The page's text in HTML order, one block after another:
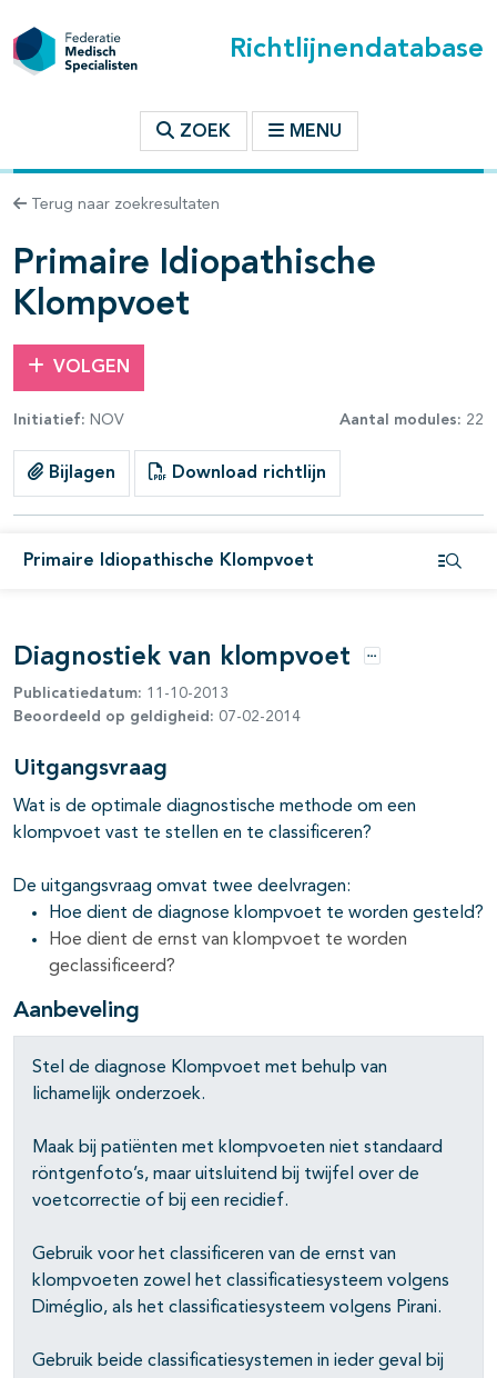
Richtlijnendatabase
ZOEK MENU
Terug naar zoekresultaten
Primaire Idiopathische
Klompvoet
VOLGEN
Initiatief: NOV Aantal modules: 22
Bijlagen Download richtlijn
Primaire Idiopathische Klompvoet
binnen deze richtlijn
open- en dichtklappen
Diagnostiek van klompvoet Opties
Publicatiedatum: 11-10-2013
Beoordeeld op geldigheid: 07-02-2014
Uitgangsvraag
Wat is de optimale diagnostische methode om een
klompvoet vast te stellen en te classificeren?
De uitgangsvraag omvat twee deelvragen:
Hoe dient de diagnose klompvoet te worden gesteld?
Hoe dient de ernst van klompvoet te worden
geclassificeerd?
Aanbeveling
Stel de diagnose Klompvoet met behulp van
lichamelijk onderzoek.
Maak bij patiënten met klompvoeten niet standaard
röntgenfoto’s, maar uitsluitend bij twijfel over de
voetcorrectie of bij een recidief.
Gebruik voor het classificeren van de ernst van
klompvoeten zowel het classificatiesysteem volgens
Diméglio, als het classificatiesysteem volgens Pirani.
Gebruik beide classificatiesystemen in ieder geval bij